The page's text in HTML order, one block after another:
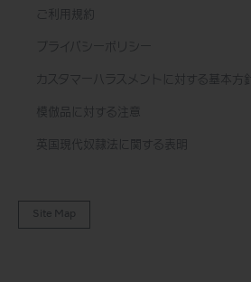
ご利用規約
プライバシーポリシー
カスタマーハラスメントに対する基本方針
模倣品に対する注意
英国現代奴隷法に関する表明
Site Map